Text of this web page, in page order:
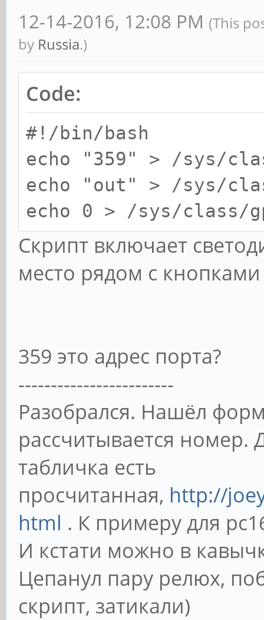
12-14-2016, 12:08 PM (This
by Russia.)
Code:
#!/bin/bash
echo "359" > /sys/
echo "out" > /sys/
echo 0 > /sys/class/
Скрипт включает
место рядом с
359 это адрес порта?
------------------------
Разобрался. Нашёл
рассчитывается номер.
табличка есть
просчитанная, http://
html . К примеру для
И кстати можно в
Цепанул пару релюх,
скрипт, затикали)